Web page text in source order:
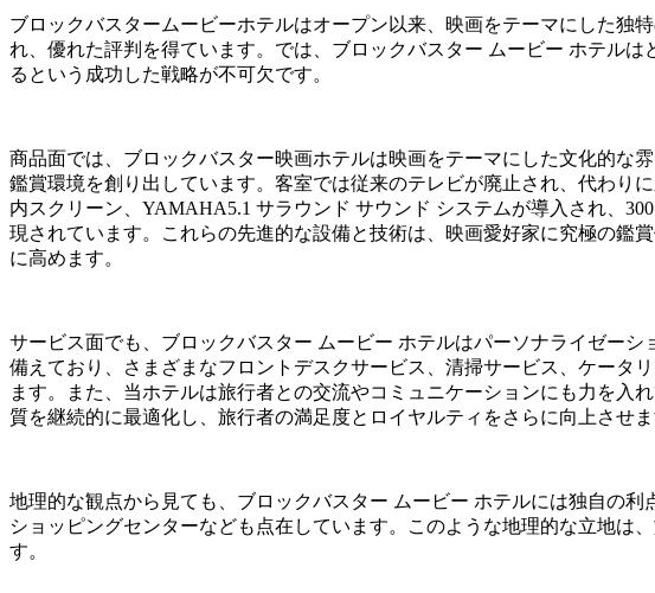
ブロックバスタームービーホテルはオープン以来、映画をテーマにした独
れ、優れた評判を得ています。では、ブロックバスター ムービー ホテル
るという成功した戦略が不可欠です。
商品面では、ブロックバスター映画ホテルは映画をテーマにした文化的な
鑑賞環境を創り出しています。客室では従来のテレビが廃止され、代わり
内スクリーン、YAMAHA5.1 サラウンド サウンド システムが導入され、
現されています。これらの先進的な設備と技術は、映画愛好家に究極の鑑
に高めます。
サービス面でも、ブロックバスター ムービー ホテルはパーソナライゼー
備えており、さまざまなフロントデスクサービス、清掃サービス、ケータ
ます。また、当ホテルは旅行者との交流やコミュニケーションにも力を入
質を継続的に最適化し、旅行者の満足度とロイヤルティをさらに向上させま
地理的な観点から見ても、ブロックバスター ムービー ホテルには独自の
ショッピングセンターなども点在しています。このような地理的な立地は
す。